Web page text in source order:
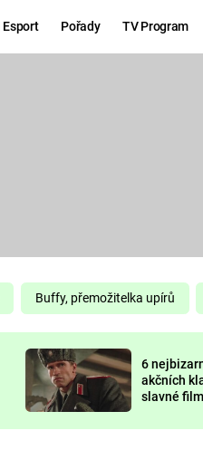
Esport Pořady TV Program
DELIVERANCE
Buffy, přemožitelka upírů
6
akčních
slavné